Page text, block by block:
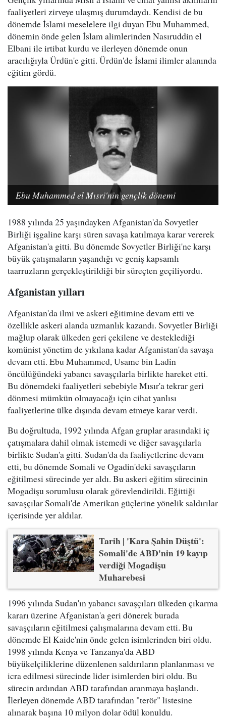
faaliyetleri zirveye ulaşmış durumdaydı. Kendisi de bu
dönemde İslami meselelere ilgi duyan Ebu Muhammed,
dönemin önde gelen İslam alimlerinden Nasıruddin el
Elbani ile irtibat kurdu ve ilerleyen dönemde onun
aracılığıyla Ürdün'e gitti. Ürdün'de İslami ilimler alanında
eğitim gördü.
Ebu Muhammed el Mısri'nin gençlik dönemi
1988 yılında 25 yaşındayken Afganistan'da Sovyetler
Birliği işgaline karşı süren savaşa katılmaya karar vererek
Afganistan'a gitti. Bu dönemde Sovyetler Birliği'ne karşı
büyük çatışmaların yaşandığı ve geniş kapsamlı
taarruzların gerçekleştirildiği bir süreçten geçiliyordu.
Afganistan yılları
Afganistan'da ilmi ve askeri eğitimine devam etti ve
özellikle askeri alanda uzmanlık kazandı. Sovyetler Birliği
mağlup olarak ülkeden geri çekilene ve desteklediği
komünist yönetim de yıkılana kadar Afganistan'da savaşa
devam etti. Ebu Muhammed, Usame bin Ladin
öncülüğündeki yabancı savaşçılarla birlikte hareket etti.
Bu dönemdeki faaliyetleri sebebiyle Mısır'a tekrar geri
dönmesi mümkün olmayacağı için cihat yanlısı
faaliyetlerine ülke dışında devam etmeye karar verdi.
Bu doğrultuda, 1992 yılında Afgan gruplar arasındaki iç
çatışmalara dahil olmak istemedi ve diğer savaşçılarla
birlikte Sudan'a gitti. Sudan'da da faaliyetlerine devam
etti, bu dönemde Somali ve Ogadin'deki savaşçıların
eğitilmesi sürecinde yer aldı. Bu askeri eğitim sürecinin
Mogadişu sorumlusu olarak görevlendirildi. Eğittiği
savaşçılar Somali'de Amerikan güçlerine yönelik saldırılar
içerisinde yer aldılar.
Tarih | 'Kara Şahin Düştü':
Somali'de ABD'nin 19 kayıp
verdiği Mogadişu
Muharebesi
1996 yılında Sudan'ın yabancı savaşçıları ülkeden çıkarma
kararı üzerine Afganistan'a geri dönerek burada
savaşçıların eğitilmesi çalışmalarına devam etti. Bu
dönemde El Kaide'nin önde gelen isimlerinden biri oldu.
1998 yılında Kenya ve Tanzanya'da ABD
büyükelçiliklerine düzenlenen saldırıların planlanması ve
icra edilmesi sürecinde lider isimlerden biri oldu. Bu
sürecin ardından ABD tarafından aranmaya başlandı.
İlerleyen dönemde ABD tarafından "terör" listesine
alınarak başına 10 milyon dolar ödül konuldu.